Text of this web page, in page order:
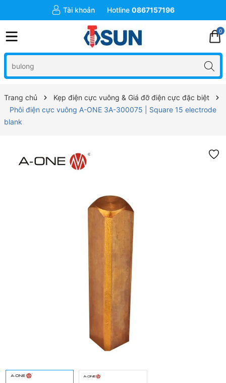
Tài khoản Hotline 0867157196
0
Trang chủ
Kẹp điện cực vuông & Giá đỡ điện cực đặc biệt
Phôi điện cực vuông A-ONE 3A-300075 | Square 15 electrode
blank